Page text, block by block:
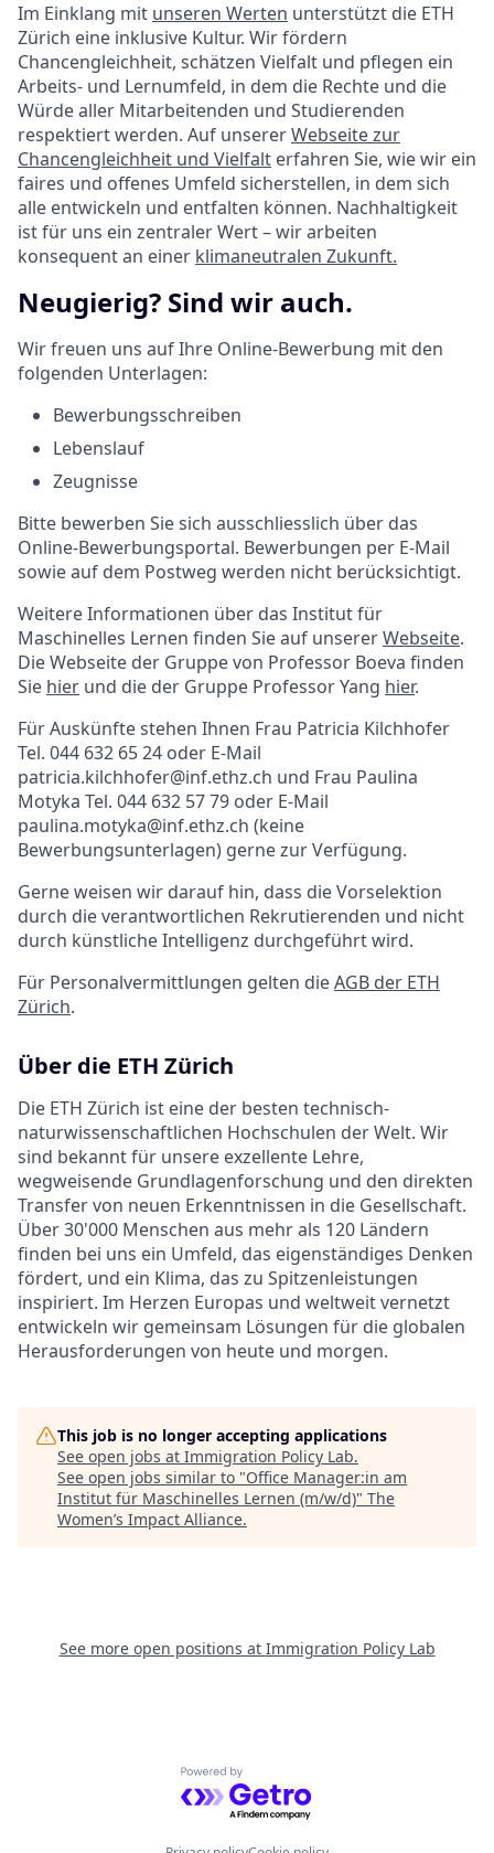
Im Einklang mit unseren Werten unterstützt die ETH
Zürich eine inklusive Kultur. Wir fördern
Chancengleichheit, schätzen Vielfalt und pflegen ein
Arbeits- und Lernumfeld, in dem die Rechte und die
Würde aller Mitarbeitenden und Studierenden
respektiert werden. Auf unsererWebseite zur
Chancengleichheit und Vielfalt erfahren Sie, wie wir ein
faires und offenes Umfeld sicherstellen, in dem sich
alle entwickeln und entfalten können. Nachhaltigkeit
ist für uns ein zentraler Wert – wir arbeiten
konsequent an einer klimaneutralen Zukunft.
Neugierig? Sind wir auch.
Wir freuen uns auf Ihre Online-Bewerbung mit den
folgenden Unterlagen:
Bewerbungsschreiben
Lebenslauf
Zeugnisse
Bitte bewerben Sie sich ausschliesslich über das
Online-Bewerbungsportal. Bewerbungen per E-Mail
sowie auf dem Postweg werden nicht berücksichtigt.
Weitere Informationen über das Institut für
Maschinelles Lernen finden Sie auf unsererWebseite.
Die Webseite der Gruppe von Professor Boeva finden
Sie hier und die der Gruppe Professor Yang hier.
Für Auskünfte stehen Ihnen Frau Patricia Kilchhofer
Tel. 044 632 65 24 oder E-Mail
patricia.kilchhofer@inf.ethz.ch und Frau Paulina
Motyka Tel. 044 632 57 79 oder E-Mail
paulina.motyka@inf.ethz.ch (keine
Bewerbungsunterlagen) gerne zur Verfügung.
Gerne weisen wir darauf hin, dass die Vorselektion
durch die verantwortlichen Rekrutierenden und nicht
durch künstliche Intelligenz durchgeführt wird.
Für Personalvermittlungen gelten dieAGB der ETH
Zürich.
Über die ETH Zürich
Die ETH Zürich ist eine der besten technisch-
naturwissenschaftlichen Hochschulen der Welt. Wir
sind bekannt für unsere exzellente Lehre,
wegweisende Grundlagenforschung und den direkten
Transfer von neuen Erkenntnissen in die Gesellschaft.
Über 30'000 Menschen aus mehr als 120 Ländern
finden bei uns ein Umfeld, das eigenständiges Denken
fördert, und ein Klima, das zu Spitzenleistungen
inspiriert. Im Herzen Europas und weltweit vernetzt
entwickeln wir gemeinsam Lösungen für die globalen
Herausforderungen von heute und morgen.
This job is no longer accepting applications
See open jobs at Immigration Policy Lab.
See open jobs similar to "Office Manager:in am
Institut für Maschinelles Lernen (m/w/d)" The
Women’s Impact Alliance.
See more open positions at Immigration Policy Lab
Powered by Getro.com